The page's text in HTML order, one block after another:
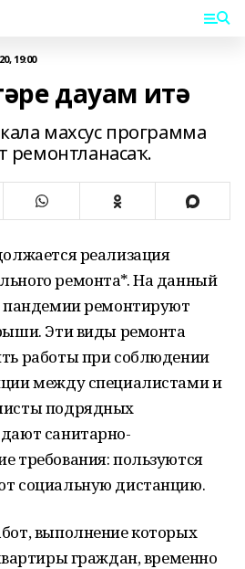
19:00
дауам итә
махсус программа
ремонтланасаҡ.
реализация
ремонта*. На данный
пандемии ремонтируют
Эти виды ремонта
работы при соблюдении
между специалистами и
подрядных
санитарно-
требования: пользуются
социальную дистанцию.
выполнение которых
граждан, временно